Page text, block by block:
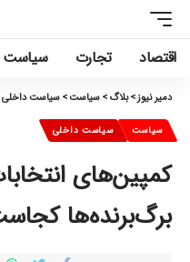
اقتصاد تجارت سیاست
دمیر نیوز>بلاگ>سیاست>سیاست داخلی
سیاست سیاست داخلی
کمپین‌های
برگ‌برنده‌ها